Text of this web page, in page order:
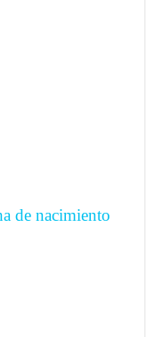
de nacimiento